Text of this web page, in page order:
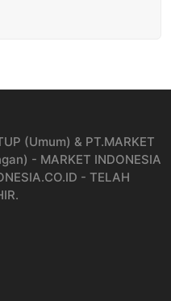
(Umum) & PT.MARKET
- MARKET INDONESIA
- TELAH